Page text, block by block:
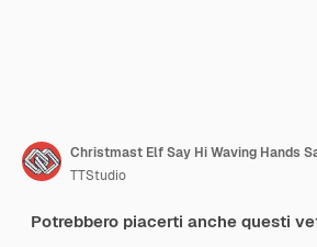
Christmast Elf Say Hi Waving Hands
TTStudio
Potrebbero piacerti anche questi